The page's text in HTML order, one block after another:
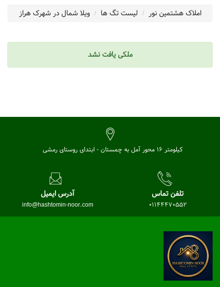
املاک هشتمین نور لیست تگ ها ویلا شمال در شهرک هراز
ملکی یافت نشد
کیلومتر 16 محور آمل به چمستان - ابتدای روستای رمشی
تلفن تماس
01144470552
آدرس ایمیل
info@hashtomin-noor.com